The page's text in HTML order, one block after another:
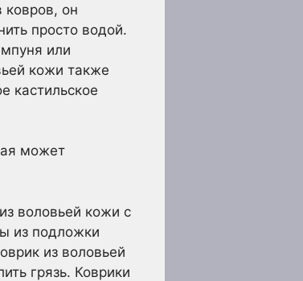
ковров, он
просто водой.
или
кожи также
кастильское
может
воловьей кожи с
из подложки
из воловьей
грязь. Коврики